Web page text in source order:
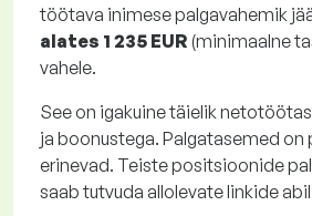
töötava inimese palgavahemik
alates 1 235 EUR (minimaalne
vahele.
See on igakuine täielik
ja boonustega. Palgatasemed
erinevad. Teiste positsioonide
saab tutvuda allolevate linkide